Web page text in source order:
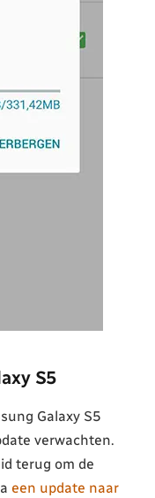
S5
Galaxy S5
verwachten.
terug om de
een update naar